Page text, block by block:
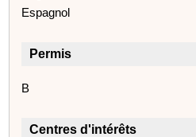
Espagnol
Permis
B
Centres d'intérêts